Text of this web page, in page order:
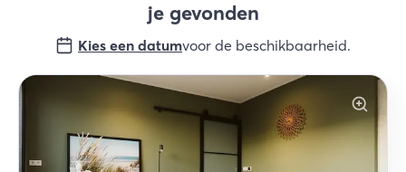
je gevonden
Kies een datumvoor de beschikbaarheid.